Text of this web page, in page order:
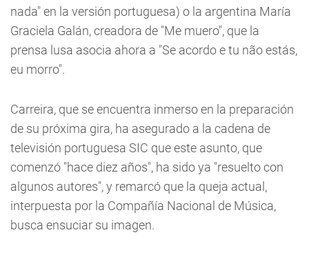
nada" en la versión portuguesa) o la argentina María
Graciela Galán, creadora de "Me muero", que la
prensa lusa asocia ahora a "Se acordo e tu não estás,
eu morro".
Carreira, que se encuentra inmerso en la preparación
de su próxima gira, ha asegurado a la cadena de
televisión portuguesa SIC que este asunto, que
comenzó "hace diez años", ha sido ya "resuelto con
algunos autores", y remarcó que la queja actual,
interpuesta por la Compañía Nacional de Música,
busca ensuciar su imagen.